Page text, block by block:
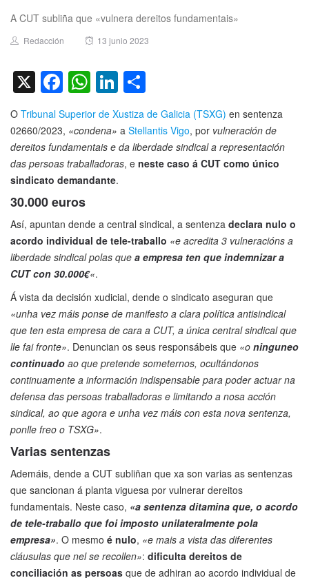
A CUT subliña que «vulnera dereitos fundamentais»
Author
Redacción
Posted
13 junio 2023
X Facebook
WhatsApp
LinkedIn
O Tribunal Superior de Xustiza de Galicia (TSXG) en sentenza
02660/2023, «condena» a Stellantis Vigo, por vulneración de
dereitos fundamentais e da liberdade sindical a representación
das persoas traballadoras, e neste caso á CUT como único
sindicato demandante.
30.000 euros
Así, apuntan dende a central sindical, a sentenza declara nulo o
acordo individual de tele-traballo «e acredita 3 vulneracións a
liberdade sindical polas que a empresa ten que indemnizar a
CUT con 30.000€«.
Á vista da decisión xudicial, dende o sindicato aseguran que
«unha vez máis ponse de manifesto a clara política antisindical
que ten esta empresa de cara a CUT, a única central sindical que
lle fai fronte». Denuncian os seus responsábeis que «o ninguneo
continuado ao que pretende someternos, ocultándonos
continuamente a información indispensable para poder actuar na
defensa das persoas traballadoras e limitando a nosa acción
sindical, ao que agora e unha vez máis con esta nova sentenza,
ponlle freo o TSXG».
Varias sentenzas
Ademáis, dende a CUT subliñan que xa son varias as sentenzas
que sancionan á planta viguesa por vulnerar dereitos
fundamentais. Neste caso, «a sentenza ditamina que, o acordo
de tele-traballo que foi imposto unilateralmente pola
empresa». O mesmo é nulo, «e mais a vista das diferentes
cláusulas que nel se recollen»: dificulta dereitos de
conciliación as persoas que de adhiran ao acordo individual de